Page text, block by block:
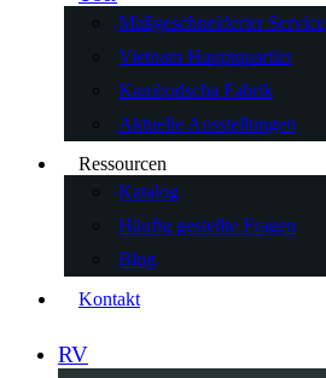
Maßgeschneiderter Service
Vietnam Hauptquartier
Kambodscha Fabrik
Aktuelle Ausstellungen
Ressourcen
Katalog
Häufig gestellte Fragen
Blog
Kontakt
RV